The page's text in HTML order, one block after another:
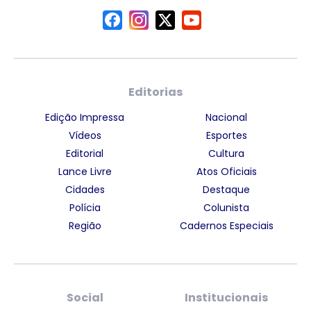
Editorias
Edição Impressa
Vídeos
Editorial
Lance Livre
Cidades
Polícia
Região
Nacional
Esportes
Cultura
Atos Oficiais
Destaque
Colunista
Cadernos Especiais
Social Institucionais